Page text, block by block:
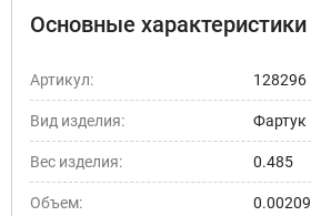
Основные характеристики
Артикул: 128296
Вид изделия: Фартук
Вес изделия: 0.485
Объем: 0.00209